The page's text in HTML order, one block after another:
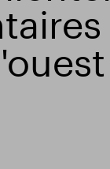
de Slough